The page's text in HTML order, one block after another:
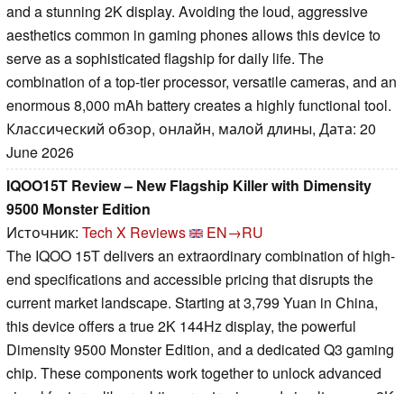
and a stunning 2K display. Avoiding the loud, aggressive
aesthetics common in gaming phones allows this device to
serve as a sophisticated flagship for daily life. The
combination of a top-tier processor, versatile cameras, and an
enormous 8,000 mAh battery creates a highly functional tool.
Классический обзор, онлайн, малой длины, Дата: 20
June 2026
IQOO15T Review – New Flagship Killer with Dimensity
9500 Monster Edition
Источник: Tech X Reviews
EN→RU
The IQOO 15T delivers an extraordinary combination of high-
end specifications and accessible pricing that disrupts the
current market landscape. Starting at 3,799 Yuan in China,
this device offers a true 2K 144Hz display, the powerful
Dimensity 9500 Monster Edition, and a dedicated Q3 gaming
chip. These components work together to unlock advanced